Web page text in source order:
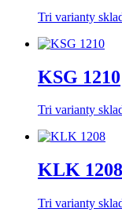
Tri varianty
KSG 1210
Tri varianty
KLK 1208
Tri varianty